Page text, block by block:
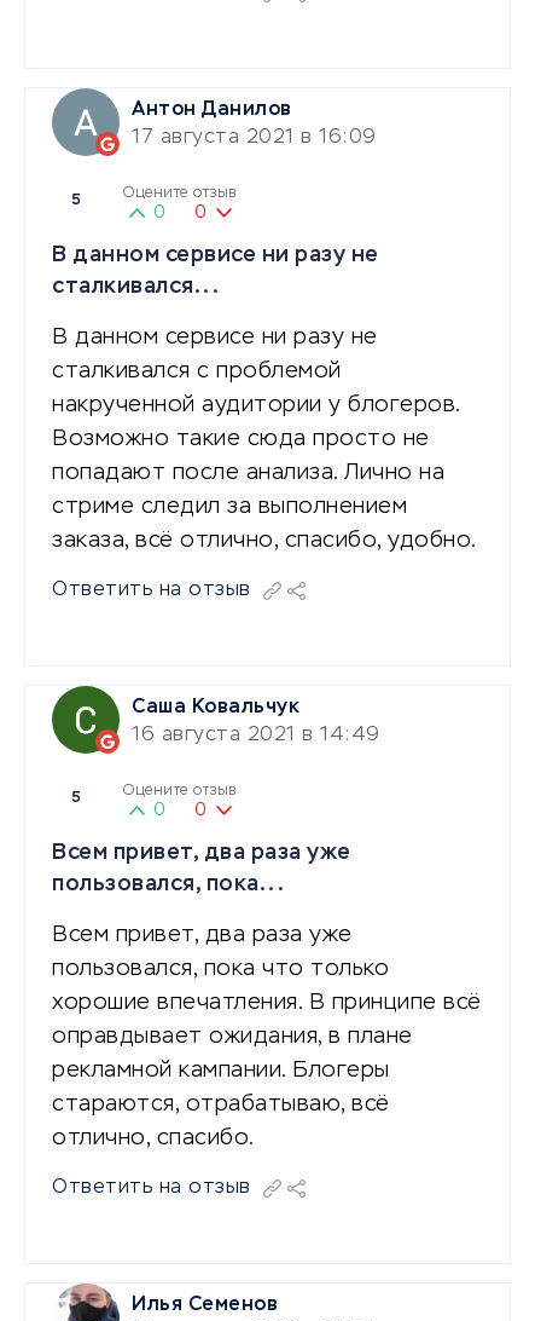
Антон Данилов
17 августа 2021 в 16:09
5 Оцените отзыв
0 0
В данном сервисе ни разу не
сталкивался...
В данном сервисе ни разу не
сталкивался с проблемой
накрученной аудитории у блогеров.
Возможно такие сюда просто не
попадают после анализа. Лично на
стриме следил за выполнением
заказа, всё отлично, спасибо, удобно.
Ответить на отзыв
Саша Ковальчук
16 августа 2021 в 14:49
5 Оцените отзыв
0 0
Всем привет, два раза уже
пользовался, пока...
Всем привет, два раза уже
пользовался, пока что только
хорошие впечатления. В принципе всё
оправдывает ожидания, в плане
рекламной кампании. Блогеры
стараются, отрабатываю, всё
отлично, спасибо.
Ответить на отзыв
Илья Семенов